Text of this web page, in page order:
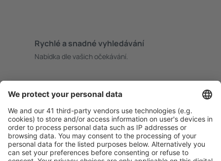
Rychlé a snadné vyhledávání
Nabídka dle vašich očekávání.
Bezproblémová rezervace s možností bezplatného
zrušení.
S námi ušetříte
Atraktivní ceny a speciální nabídky pro přihlášené
uživatele.